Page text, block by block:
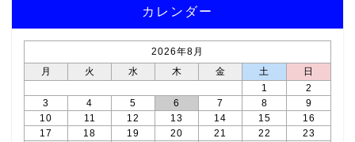
カレンダー
2026年8月
月
火 水 木 金 土
日
1
2
3
4 5 6 7 8
9
10
11 12 13 14 15
16
17
18 19 20 21 22
23